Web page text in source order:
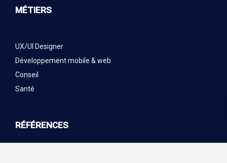
MÉTIERS
UX/UI Designer
Développement mobile & web
Conseil
Santé
RÉFÉRENCES